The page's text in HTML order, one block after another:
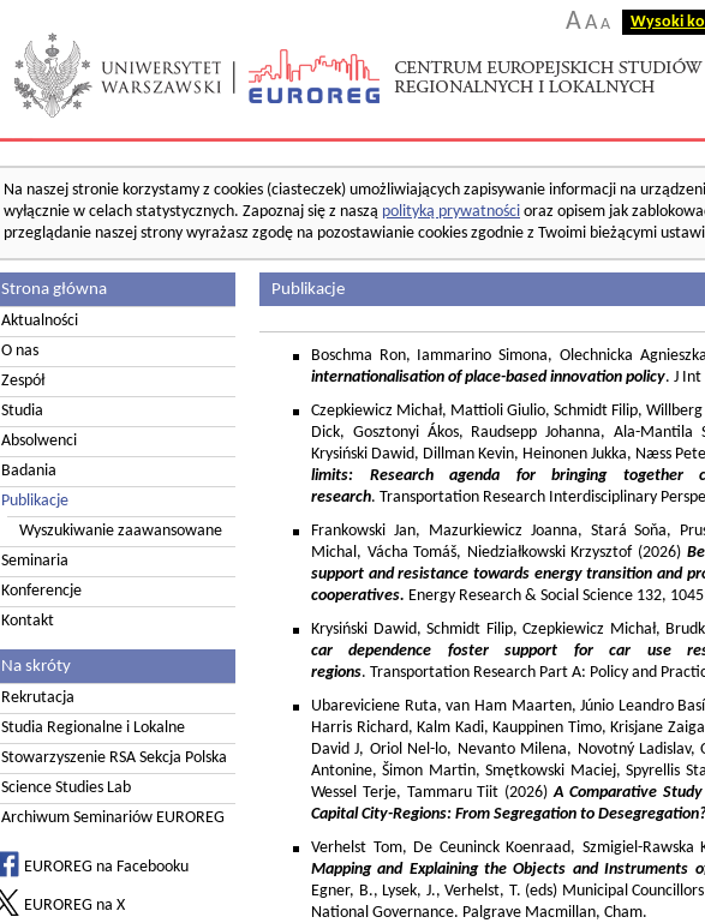
AA A Wysoki
Na naszej stronie korzystamy z cookies (ciasteczek) umożliwiających zapisywanie informacji na
wyłącznie w celach statystycznych. Zapoznaj się z naszą polityką prywatności oraz opisem jak
przeglądanie naszej strony wyrażasz zgodę na pozostawianie cookies zgodnie z Twoimi bieżącymi
Strona główna
Aktualności
O nas
Zespół
Studia
Absolwenci
Badania
Publikacje
Wyszukiwanie zaawansowane
Seminaria
Konferencje
Kontakt
Na skróty
Rekrutacja
Studia Regionalne i Lokalne
Stowarzyszenie RSA Sekcja Polska
Science Studies Lab
Archiwum Seminariów EUROREG
EUROREG na Facebooku
EUROREG na X
Publikacje
Boschma Ron, Iammarino Simona, Olechnicka
internationalisation of place-based innovation policy. J
Czepkiewicz Michał, Mattioli Giulio, Schmidt Filip,
Dick, Gosztonyi Ákos, Raudsepp Johanna, Ala-Mantila
Krysiński Dawid, Dillman Kevin, Heinonen Jukka, Næss
limits: Research agenda for bringing together
research. Transportation Research Interdisciplinary
Frankowski Jan, Mazurkiewicz Joanna, Stará Soňa,
Michal, Vácha Tomáš, Niedziałkowski Krzysztof (2026)
support and resistance towards energy transition and
cooperatives. Energy Research & Social Science 132,
Krysiński Dawid, Schmidt Filip, Czepkiewicz Michał,
car dependence foster support for car use
regions. Transportation Research Part A: Policy and
Ubareviciene Ruta, van Ham Maarten, Júnio Leandro
Harris Richard, Kalm Kadi, Kauppinen Timo, Krisjane
David J, Oriol Nel-lo, Nevanto Milena, Novotný
Antonine, Šimon Martin, Smętkowski Maciej, Spyrellis
Wessel Terje, Tammaru Tiit (2026)A Comparative
Capital City-Regions: From Segregation to Desegregation?
Verhelst Tom, De Ceuninck Koenraad, Szmigiel-Rawska
Mapping and Explaining the Objects and Instruments
Egner, B., Lysek, J., Verhelst, T. (eds) Municipal
National Governance. Palgrave Macmillan, Cham.